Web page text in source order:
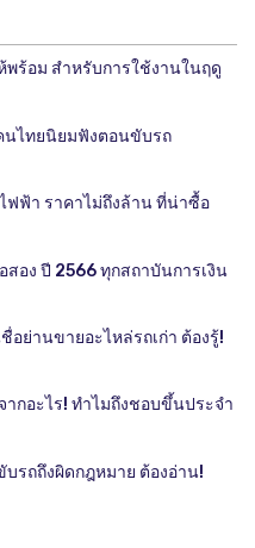
พร้อม สำหรับการใช้งานในฤดู
นไทยนิยมฟังตอนขับรถ
ฟฟ้า ราคาไม่ถึงล้าน ที่น่าซื้อ
สอง ปี 2566 ทุกสถาบันการเงิน
อย่านขายอะไหล่รถเก่า ต้องรู้!
กอะไร! ทำไมถึงชอบขึ้นประจำ
บรถถึงผิดกฎหมาย ต้องอ่าน!